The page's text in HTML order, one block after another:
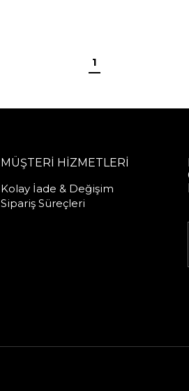
1
MÜŞTERİ HİZMETLERİ
Kolay İade & Değişim
Sipariş Süreçleri